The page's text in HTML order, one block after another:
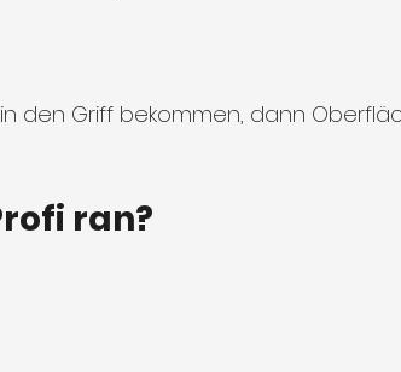
in den Griff bekommen, dann
ran?